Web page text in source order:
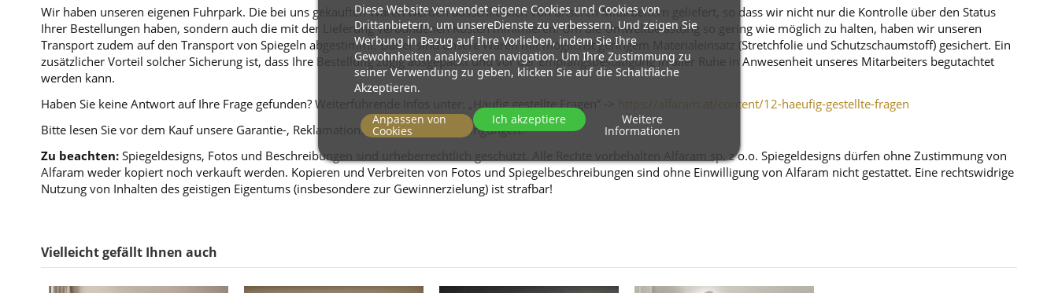
Wir haben unseren eigenen Fuhrpark. Die bei uns gekauften Waren werden ausschließlich von unseren Mitarbeitern geliefert, so dass wir nicht nur die Kontrolle über den Status
Ihrer Bestellungen haben, sondern auch die mit der Lieferung verbundenen Kosten minimieren. Um die Umweltbelastung so gering wie möglich zu halten, haben wir unseren
Transport zudem auf den Transport von Spiegeln abgestimmt. Daher sind unsere Waren mit möglichst geringem Materialeinsatz (Stretchfolie und Schutzschaumstoff) gesichert. Ein
zusätzlicher Vorteil solcher Sicherung ist, dass Ihre Bestellung zügig ausgepackt und vor der Empfangsbestätigung in aller Ruhe in Anwesenheit unseres Mitarbeiters begutachtet
werden kann.
Haben Sie keine Antwort auf Ihre Frage gefunden? Weiterführende Infos unter: „Häufig gestellte Fragen” ->
https://alfaram.at/content/12-haeufig-gestellte-fragen
Bitte lesen Sie vor dem Kauf unsere Garantie-, Reklamations- und Rückgabebedingungen.
Zu beachten: Spiegeldesigns, Fotos und Beschreibungen sind urheberrechtlich geschützt. Alle Rechte vorbehalten Alfaram sp. z o.o. Spiegeldesigns dürfen ohne Zustimmung von
Alfaram weder kopiert noch verkauft werden. Kopieren und Verbreiten von Fotos und Spiegelbeschreibungen sind ohne Einwilligung von Alfaram nicht gestattet. Eine rechtswidrige
Nutzung von Inhalten des geistigen Eigentums (insbesondere zur Gewinnerzielung) ist strafbar!
Vielleicht gefällt Ihnen auch
Diese Website verwendet eigene Cookies und Cookies von
Drittanbietern, um unsereDienste zu verbessern. Und zeigen Sie
Werbung in Bezug auf Ihre Vorlieben, indem Sie Ihre
Gewohnheiten analysieren navigation. Um Ihre Zustimmung zu
seiner Verwendung zu geben, klicken Sie auf die Schaltfläche
Akzeptieren.
Weitere
Informationen
Anpassen von
Cookies
Ich akzeptiere